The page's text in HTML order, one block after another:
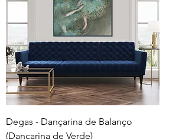
Degas - Dançarina de Balanço
(Dançarina de Verde)